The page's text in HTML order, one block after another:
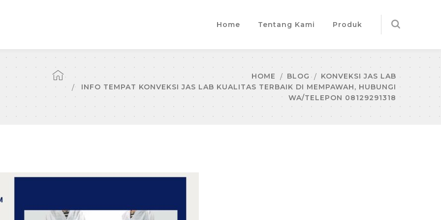
Home Tentang Kami Produk
HOME BLOG
KONVEKSI JAS LAB
INFO TEMPAT KONVEKSI JAS LAB KUALITAS TERBAIK DI MEMPAWAH, HUBUNGI
WA/TELEPON 08129291318